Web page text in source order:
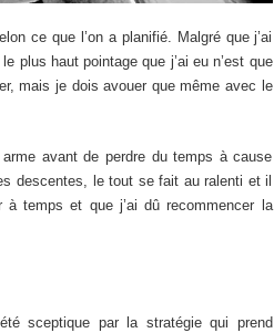
ce que l’on a planifié. Malgré que j’ai
plus haut pointage que j’ai eu n’est que
mais je dois avouer que même avec le
avant de perdre du temps à cause
descentes, le tout se fait au ralenti et il
à temps et que j’ai dû recommencer la
sceptique par la stratégie qui prend